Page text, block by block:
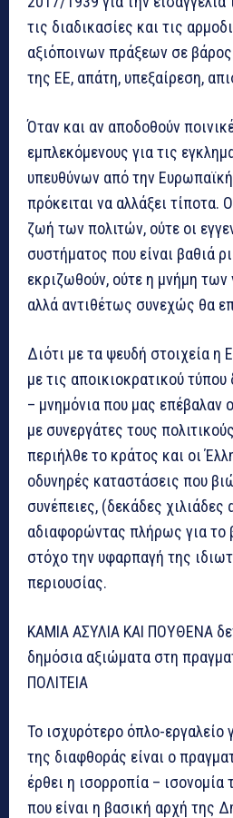
τις διαδικασίες και τις
αξιόποινων πράξεων σε
της ΕΕ, απάτη, υπεξαίρεση,
Όταν και αν αποδοθούν
εμπλεκόμενους για τις
υπευθύνων από την Ευρωπαϊκή
πρόκειται να αλλάξει τίποτα.
ζωή των πολιτών, ούτε οι
συστήματος που είναι βαθιά
εκριζωθούν, ούτε η μνήμη
αλλά αντιθέτως συνεχώς θα
Διότι με τα ψευδή στοιχεία
με τις αποικιοκρατικού
– μνημόνια που μας επέβαλαν
με συνεργάτες τους
περιήλθε το κράτος και οι
οδυνηρές καταστάσεις που
συνέπειες, (δεκάδες χιλιάδες
αδιαφορώντας πλήρως για
στόχο την υφαρπαγή της
περιουσίας.
ΚΑΜΙΑ ΑΣΥΛΙΑ ΚΑΙ ΠΟΥΘΕΝΑ
δημόσια αξιώματα στη
ΠΟΛΙΤΕΙΑ
Το ισχυρότερο όπλο-εργαλείο
της διαφθοράς είναι ο
έρθει η ισορροπία –
που είναι η βασική αρχή της